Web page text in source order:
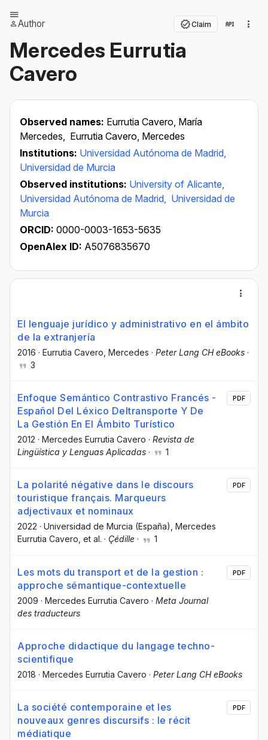
Author Claim
Mercedes Eurrutia
Cavero
Observed names: Eurrutia Cavero, María
Mercedes, Eurrutia Cavero, Mercedes
Institutions: Universidad Autónoma de Madrid,
Universidad de Murcia
Observed institutions: University of Alicante,
Universidad Autónoma de Madrid, Universidad de
Murcia
ORCID: 0000-0003-1653-5635
OpenAlex ID: A5076835670
El lenguaje jurídico y administrativo en el ámbito
de la extranjería
2016 · Eurrutia Cavero, Mercedes · Peter Lang CH eBooks ·
3
Enfoque Semántico Contrastivo Francés -
Español Del Léxico Deltransporte Y De
La Gestión En El Ámbito Turístico
2012 · Mercedes Eurrutia Cavero · Revista de
Lingüística y Lenguas Aplicadas · 1
PDF
La polarité négative dans le discours
touristique français. Marqueurs
adjectivaux et nominaux
2022 · Universidad de Murcia (España) , Mercedes
Eurrutia Cavero , et al. · Çédille · 1
PDF
Les mots du transport et de la gestion :
approche sémantique-contextuelle
2009 · Mercedes Eurrutia Cavero · Meta Journal
des traducteurs
PDF
Approche didactique du langage techno-
scientifique
2018 · Mercedes Eurrutia Cavero · Peter Lang CH eBooks
La société contemporaine et les
nouveaux genres discursifs : le récit
médiatique
PDF